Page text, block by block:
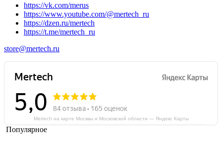
https://vk.com/merus
https://www.youtube.com/@mertech_ru
https://dzen.ru/mertech
https://t.me/mertech_ru
store@mertech.ru
Mertech на карте Москвы и Московской области — Яндекс Карты
Популярное